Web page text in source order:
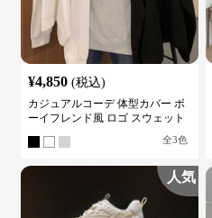
¥4,850 (税込)
カジュアルコーデ 体型カバー ボ
ーイフレンド風 ロゴ スウェット
全3色
人気